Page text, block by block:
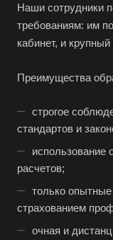
Наши сотрудники
требованиям: им
кабинет, и
Преимущества
строгое
стандартов и
использование
расчетов;
только
страхованием
очная и
Боровичи
Братск
Брянск
Бугуруслан
Бузулук
Буй
Буйнакск